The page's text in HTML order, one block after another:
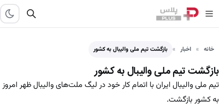
خانه اخبار بازگشت تیم ملی والیبال به کشور
بازگشت تیم ملی والیبال به کشور
تیم ملی والیبال ایران با اتمام کار خود در لیگ ملت‌های والیبال ظهر امروز
به کشور بازگشت.